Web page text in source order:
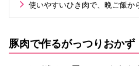
使いやすいひき肉で、晩ご飯か
豚肉で作るがっつりおかず